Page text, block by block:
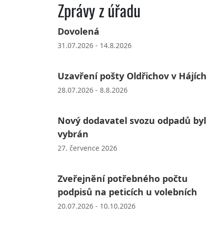
Zprávy z úřadu
Dovolená
31.07.2026 - 14.8.2026
Uzavření pošty Oldřichov v Hájích
28.07.2026 - 8.8.2026
Nový dodavatel svozu odpadů byl
vybrán
27. července 2026
Zveřejnění potřebného počtu
podpisů na peticích u volebních
20.07.2026 - 10.10.2026